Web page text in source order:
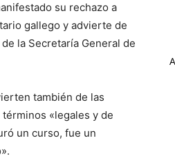
su rechazo a
gallego y advierte de
la Secretaría General de
también de las
«legales y de
un curso, fue un